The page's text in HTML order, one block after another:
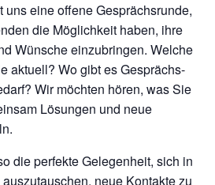
uns eine offene Gesprächsrunde,
die Möglichkeit haben, ihre
Wünsche einzubringen. Welche
aktuell? Wo gibt es Gesprächs-
Wir möchten hören, was Sie
Lösungen und neue
die perfekte Gelegenheit, sich in
neue Kontakte zu